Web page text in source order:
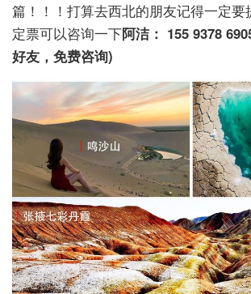
篇！！！打算去西北的朋友记得一定要
定票可以咨询一下阿洁： 155 9378
好友，免费咨询)